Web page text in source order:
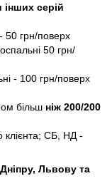
інших серій
50 грн/поверх
50 грн/
- 100 грн/поверх
більш ніж 200/200
клієнта; СБ, НД -
Львову та